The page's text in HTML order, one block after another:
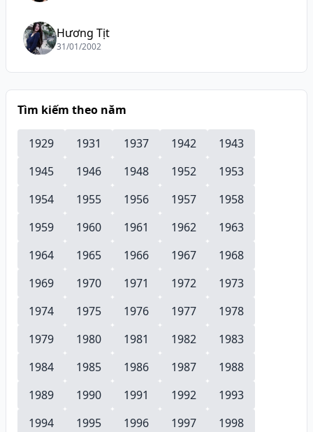
Hương Tịt
31/01/2002
Tìm kiếm theo năm
1929 1931 1937 1942
1943
1945
1946 1948 1952
1953
1954
1955 1956 1957
1958
1959
1960 1961 1962
1963
1964
1965 1966 1967
1968
1969
1970 1971 1972
1973
1974
1975 1976 1977
1978
1979
1980 1981 1982
1983
1984
1985 1986 1987
1988
1989
1990 1991 1992
1993
1994
1995 1996 1997
1998